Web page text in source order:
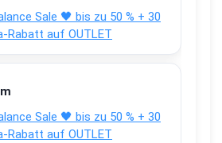
Sale 🖤 bis zu 50 % + 30
Rabatt auf OUTLET
Sale 🖤 bis zu 50 % + 30
Rabatt auf OUTLET